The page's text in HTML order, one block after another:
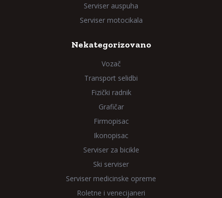
Serviser auspuha
Serviser motocikala
Nekategorizovano
Vozač
Transport selidbi
Fizički radnik
Grafičar
Firmopisac
Ikonopisac
Serviser za bicikle
Ski serviser
Serviser medicinske opreme
Roletne i venecijaneri